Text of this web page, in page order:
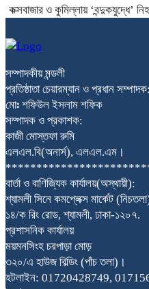
কক্সবাজার ও কুমিল্লায় ‘বন্দুকযুদ্ধে’
সম্পাদকীয় মন্ডলী
প্রতিষ্ঠাতা চেয়ারম্যান ও প্রধান সম্পাদক:
মোঃ শফিউল ইসলাম শফিক
সম্পাদক ও প্রকাশক:
কাজী মোস্তফা রুমি
এলএল.বি(অনার্স), এলএল.এম।
বার্তা ও বাণিজ্যিক কার্যালয়(অস্থায়ী):
শ্যামলী সিনে কমপ্লেক্স মার্কেট
১৪/ক রিং রোড, শ্যামলী, ঢাকা-১২০৭.
প্রশাসনিক কার্যালয়
ময়মনসিংহ চরপাড়া মোড়
৩২০/এ হাউজ বিল্ডিং (পাঁচ তলা)।
হটলাইন: 01720428749,